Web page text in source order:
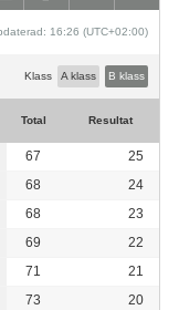
16:26 (UTC+02:00)
Klass A klass B klass
Total Resultat
67
25
68
24
68
23
69
22
71
21
73
20